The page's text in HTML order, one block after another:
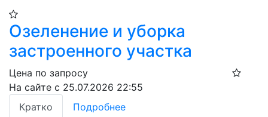
Озеленение и уборка
застроенного участка
Цена по запросу
На сайте с 25.07.2026 22:55
Кратко
Подробнее